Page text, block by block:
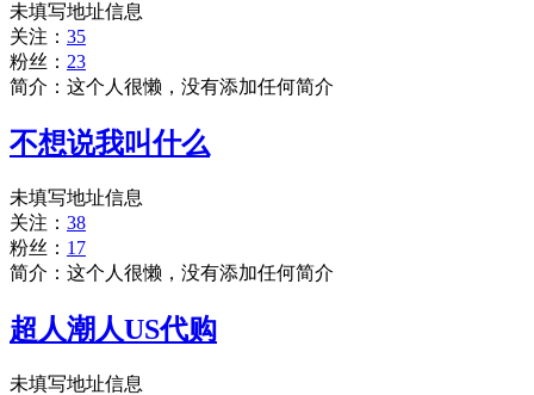
未填写地址信息
关注： 35
粉丝： 23
简介：这个人很懒，没有添加任何简介
不想说我叫什么
未填写地址信息
关注： 38
粉丝： 17
简介：这个人很懒，没有添加任何简介
超人潮人US代购
未填写地址信息